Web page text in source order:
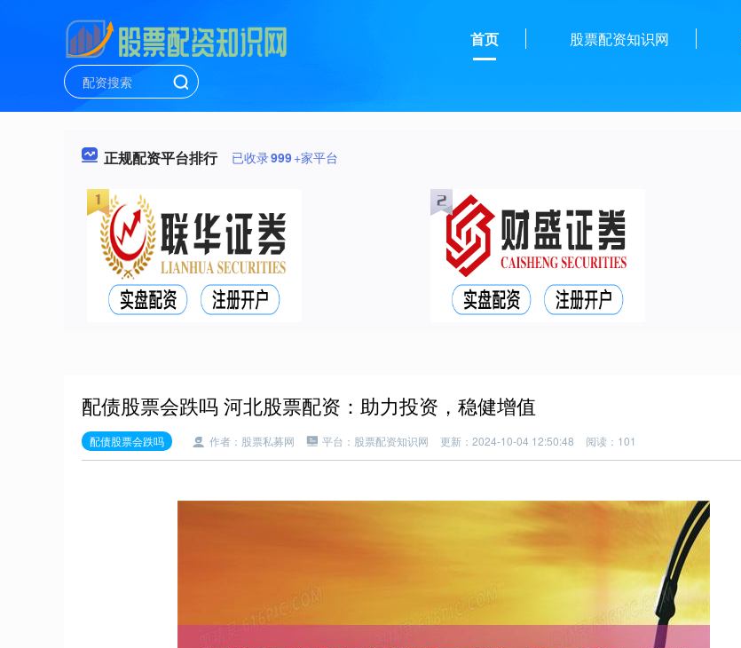
首页 股票配资知识网
正规配资平台排行 已收录999+家平台
配债股票会跌吗 河北股票配资：助力投资，稳健增值
配债股票会跌吗 作者：股票私募网 平台：股票配资知识网 更新：2024-10-04 12:50:48 阅读：101